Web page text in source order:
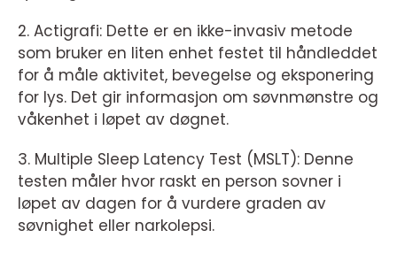
2. Actigrafi: Dette er en ikke-invasiv metode
som bruker en liten enhet festet til håndleddet
for å måle aktivitet, bevegelse og eksponering
for lys. Det gir informasjon om søvnmønstre og
våkenhet i løpet av døgnet.
3. Multiple Sleep Latency Test (MSLT): Denne
testen måler hvor raskt en person sovner i
løpet av dagen for å vurdere graden av
søvnighet eller narkolepsi.